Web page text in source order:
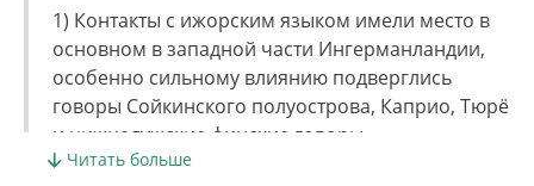
1) Контакты с ижорским языком имели место в
основном в западной части Ингерманландии,
особенно сильному влиянию подверглись
говоры Сойкинского полуострова, Каприо, Тюрё
и нижнелужские финские говоры.
Читать больше